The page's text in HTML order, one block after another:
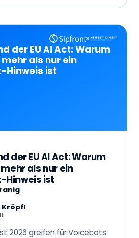
×
der EU AI Act: Warum
mehr als nur ein
Hinweis ist
der EU AI Act: Warum
mehr als nur ein
Hinweis ist
Kröpfl
2026 greifen für Voicebots